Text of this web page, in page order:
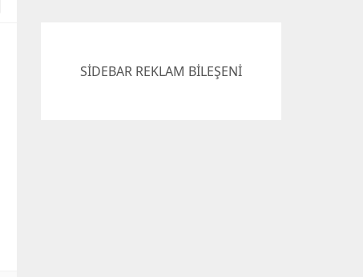
SİDEBAR REKLAM BİLEŞENİ